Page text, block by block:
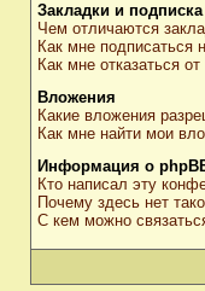
Закладки и
Чем отличаются
Как мне
Как мне отказаться
Вложения
Какие вложения
Как мне найти мои
Информация о
Кто написал эту
Почему здесь нет
С кем можно